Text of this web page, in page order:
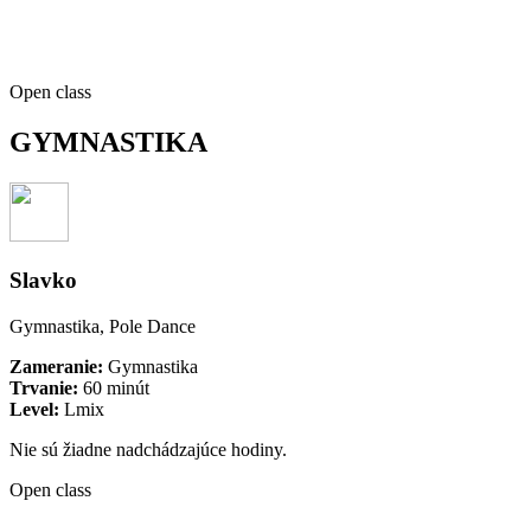
Open class
GYMNASTIKA
Slavko
Gymnastika, Pole Dance
Zameranie: Gymnastika
Trvanie: 60 minút
Level: Lmix
Nie sú žiadne nadchádzajúce hodiny.
Open class